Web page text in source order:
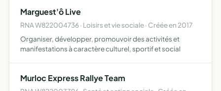
Marguest'ô Live
RNA W822004736 · Loisirs et vie sociale · Créée en 2017
Organiser, développer, promouvoir des activités et
manifestations à caractère culturel, sportif et social
Murloc Express Rallye Team